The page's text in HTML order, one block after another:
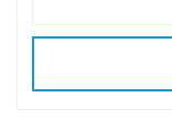
ss
ki
p